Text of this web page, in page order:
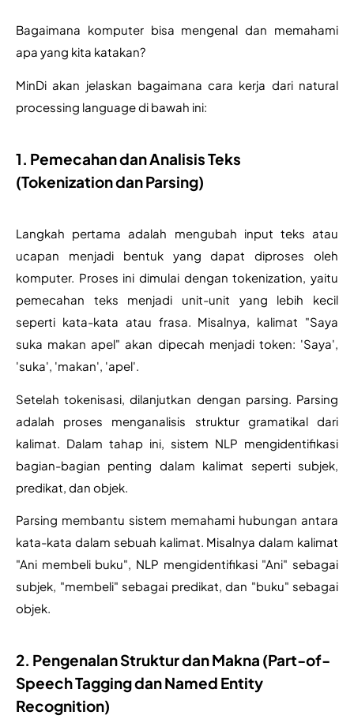
Bagaimana komputer bisa mengenal dan memahami
apa yang kita katakan?
MinDi akan jelaskan bagaimana cara kerja dari natural
processing language di bawah ini:
1. Pemecahan dan Analisis Teks
(Tokenization dan Parsing)
Langkah pertama adalah mengubah input teks atau
ucapan menjadi bentuk yang dapat diproses oleh
komputer. Proses ini dimulai dengan tokenization, yaitu
pemecahan teks menjadi unit-unit yang lebih kecil
seperti kata-kata atau frasa. Misalnya, kalimat "Saya
suka makan apel" akan dipecah menjadi token: 'Saya',
'suka', 'makan', 'apel'.
Setelah tokenisasi, dilanjutkan dengan parsing. Parsing
adalah proses menganalisis struktur gramatikal dari
kalimat. Dalam tahap ini, sistem NLP mengidentifikasi
bagian-bagian penting dalam kalimat seperti subjek,
predikat, dan objek.
Parsing membantu sistem memahami hubungan antara
kata-kata dalam sebuah kalimat. Misalnya dalam kalimat
"Ani membeli buku", NLP mengidentifikasi "Ani" sebagai
subjek, "membeli" sebagai predikat, dan "buku" sebagai
objek.
2. Pengenalan Struktur dan Makna (Part-of-
Speech Tagging dan Named Entity
Recognition)